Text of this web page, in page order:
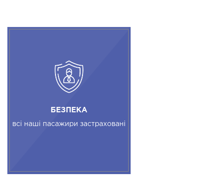
БЕЗПЕКА
всі наші пасажири застраховані